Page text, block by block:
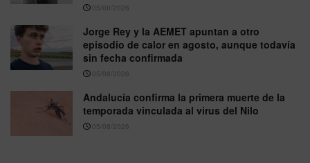
05/08/2026
Jorge Rey y la AEMET apuntan a otro
episodio de calor en agosto, aunque todavía
sin fecha confirmada
05/08/2026
Andalucía confirma la primera muerte de la
temporada vinculada al virus del Nilo
05/08/2026